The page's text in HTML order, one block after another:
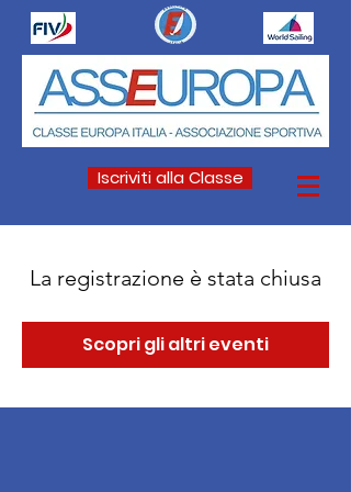
Iscriviti alla Classe
La registrazione è stata chiusa
Scopri gli altri eventi